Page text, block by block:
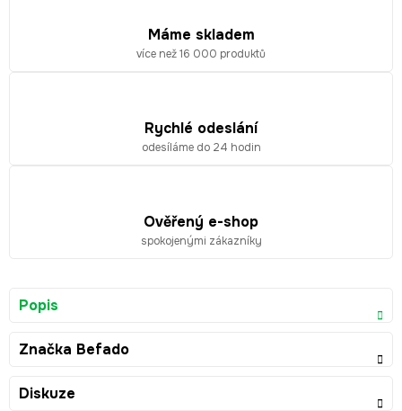
Máme skladem
více než 16 000 produktů
Rychlé odeslání
odesíláme do 24 hodin
Ověřený e-shop
spokojenými zákazníky
Popis
Značka Befado
Diskuze